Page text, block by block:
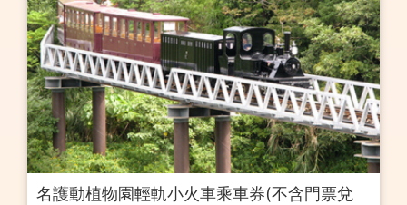
名護動植物園輕軌小火車乘車券(不含門票兌